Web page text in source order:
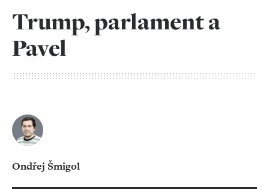
Trump, parlament a
Pavel
Ondřej Šmigol